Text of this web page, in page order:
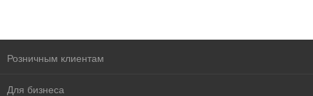
Розничным клиентам
Для бизнеса